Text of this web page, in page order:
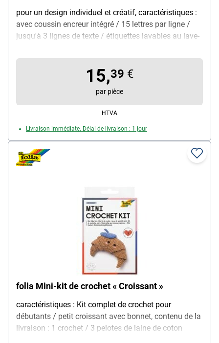
pour un design individuel et créatif, caractéristiques :
avec coussin encreur intégré / 15 lettres par ligne /
jusqu'à 3 lignes de texte / étiquettes lavables au lave-
38 / 14 mm, couleur du boîtier : vert, contenu de la
livraison : tampon textile, jeu de lettres et de chiffres
(avec symboles), ruban adhésif thermique, coussin
encreur, pincette, 20 étiquettes (12 étiquettes 40x10
mm / 8 étiquettes 40x15 mm)
15,39 €
par pièce
HTVA
Livraison immédiate. Délai de livraison : 1 jour
folia Mini-kit de crochet « Croissant »
caractéristiques : Kit complet de crochet pour
débutants / petit croissant avec bonnet, contenu de la
livraison : 1 crochet / 3 pelotes de laine de coton